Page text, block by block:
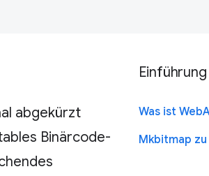
abgekürzt
Binärcode-
Einführung
Was ist
Mkbitmap